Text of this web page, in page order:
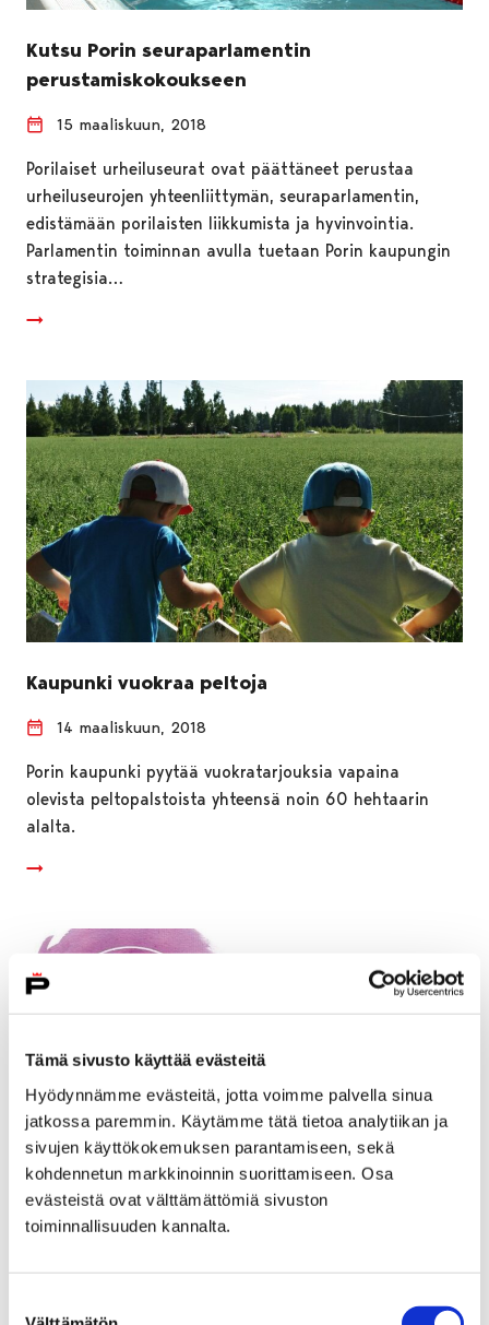
Tämä sivusto käyttää evästeitä
Hyödynnämme evästeitä, jotta voimme palvella sinua
jatkossa paremmin. Käytämme tätä tietoa analytiikan ja
sivujen käyttökokemuksen parantamiseen, sekä
kohdennetun markkinoinnin suorittamiseen. Osa
evästeistä ovat välttämättömiä sivuston
toiminnallisuuden kannalta.
Kutsu Porin seuraparlamentin
perustamiskokoukseen
15 maaliskuun, 2018
Porilaiset urheiluseurat ovat päättäneet perustaa
urheiluseurojen yhteenliittymän, seuraparlamentin,
edistämään porilaisten liikkumista ja hyvinvointia.
Parlamentin toiminnan avulla tuetaan Porin kaupungin
strategisia…
Kaupunki vuokraa peltoja
14 maaliskuun, 2018
Porin kaupunki pyytää vuokratarjouksia vapaina
olevista peltopalstoista yhteensä noin 60 hehtaarin
alalta.
Nuori Pori Harrastaa 2018 - yhdistysten